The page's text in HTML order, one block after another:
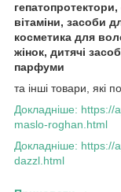
вітаміни, засоби
косметика для
жінок, дитячі
парфуми
та інші товари, які
Докладніше: https://
maslo-roghan.html
Докладніше: https://
dazzl.html